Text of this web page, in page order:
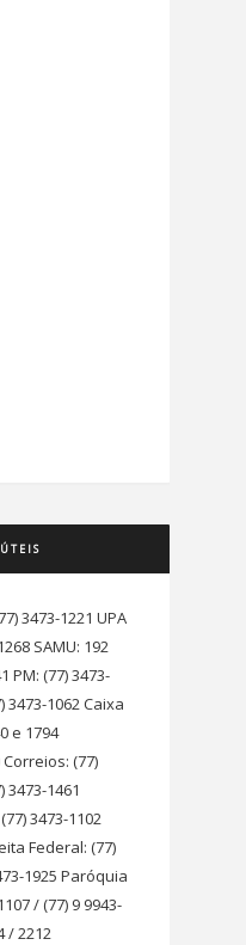
3473-1221 UPA
SAMU: 192
PM: (77) 3473-
3473-1062 Caixa
e 1794
(77)
3473-1461
3473-1102
Federal: (77)
1925 Paróquia
/ (77) 9 9943-
/ 2212